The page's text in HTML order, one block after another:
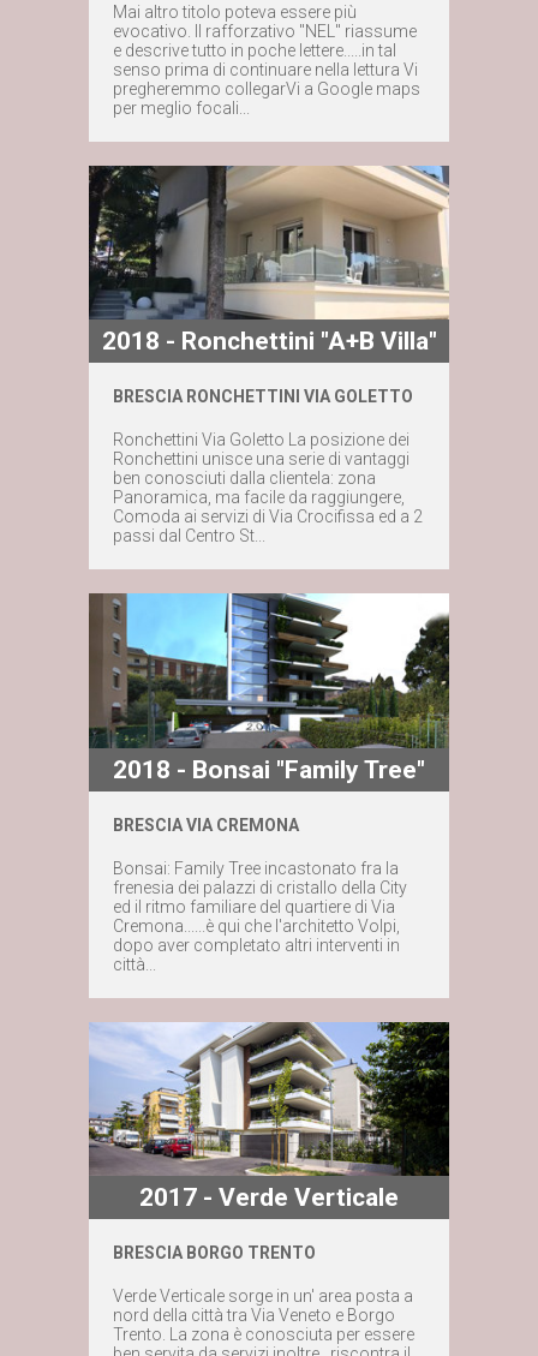
Contattaci subito
Mai altro titolo poteva essere più
evocativo. Il rafforzativo "NEL" riassume
e descrive tutto in poche lettere.....in tal
senso prima di continuare nella lettura Vi
pregheremmo collegarVi a Google maps
per meglio focali...
Maggiori dettagli
Contattaci subito
2018 - Ronchettini "A+B Villa"
BRESCIA RONCHETTINI VIA GOLETTO
Ronchettini Via Goletto La posizione dei
Ronchettini unisce una serie di vantaggi
ben conosciuti dalla clientela: zona
Panoramica, ma facile da raggiungere,
Comoda ai servizi di Via Crocifissa ed a 2
passi dal Centro St...
Maggiori dettagli
Contattaci subito
2018 - Bonsai "Family Tree"
BRESCIA VIA CREMONA
Bonsai: Family Tree incastonato fra la
frenesia dei palazzi di cristallo della City
ed il ritmo familiare del quartiere di Via
Cremona......è qui che l'architetto Volpi,
dopo aver completato altri interventi in
città...
Maggiori dettagli
2017 - Verde Verticale
BRESCIA BORGO TRENTO
Verde Verticale sorge in un' area posta a
nord della città tra Via Veneto e Borgo
Trento. La zona è conosciuta per essere